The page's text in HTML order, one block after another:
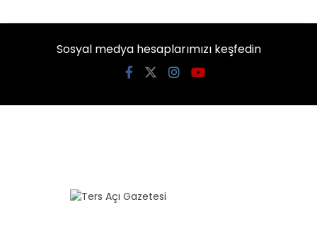
Sosyal medya hesaplarımızı keşfedin